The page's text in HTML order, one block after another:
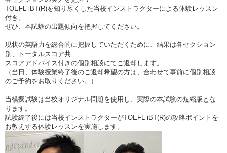
TOEFL iBT(R)を知り尽くした当校インストラクターによる体験レッスン
付き。
ぜひ、本試験の出題傾向を把握してください。
現状の英語力を総合的に把握していただくために、結果は各セクション
別、トータルスコア共
スコアアドバイス付きの個別相談にてご返却します。
（当日、体験授業終了後のご返却希望の方は、合わせて事前に個別相談
のご予約をお取りください。）
当模擬試験は当校オリジナル問題を使用し、実際の本試験の短縮版とな
ります。
試験終了後には当校インストラクターがTOEFL iBT(R)の攻略ポイントを
お教えする体験レッスンを実施します。